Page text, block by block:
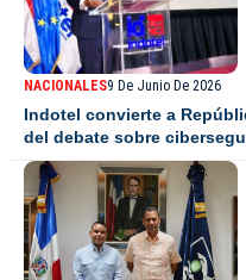
NACIONALES9 De Junio De 2026
Indotel convierte a
del debate sobre